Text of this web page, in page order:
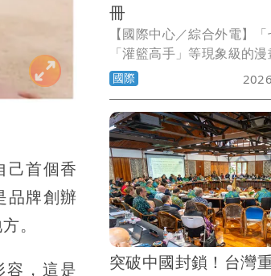
己首個香
品牌創辦
。
，這是
冊
【國際中心／綜合外電】「
「灌籃高手」等現象級的
影響了亞洲，甚至全球數代
長。感傷的是，發掘、孕育
的日本漫畫雜誌「週刊少
不了紙本退潮的趨勢，本
破100萬冊。這也意味著日
超過100萬冊的紙本雜誌，
零。
國際
突破中國封鎖！台灣